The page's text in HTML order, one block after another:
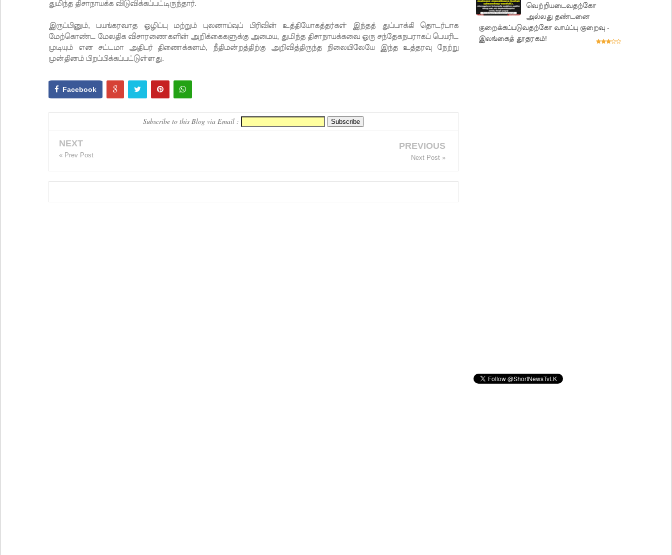
துமிந்த திசாநாயக்க விடுவிக்கப்பட்டிருந்தார்.
இருப்பினும், பயங்கரவாத ஒழிப்பு மற்றும் புலனாய்வுப் பிரிவின் உத்தியோகத்தர்கள் இந்தத் துப்பாக்கி தொடர்பாக
மேற்கொண்ட மேலதிக விசாரணைகளின் அறிக்கைகளுக்கு அமைய, துமிந்த திசாநாயக்கவை ஒரு சந்தேகநபராகப் பெயரிட
முடியும் என சட்டமா அதிபர் திணைக்களம், நீதிமன்றத்திற்கு அறிவித்திருந்த நிலையிலேயே இந்த உத்தரவு நேற்று
முன்தினம் பிறப்பிக்கப்பட்டுள்ளது.
Facebook
Subscribe to this Blog via Email :
NEXT
« Prev Post
PREVIOUS
Next Post »
வெற்றியடைவதற்கோ
அல்லது தண்டனை
குறைக்கப்படுவதற்கோ வாய்ப்பு குறைவு -
இலங்கைத் தூதரகம்!